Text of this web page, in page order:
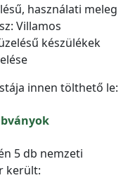
használati meleg
Villamos
készülékek
innen tölthető le:
5 db nemzeti
került: